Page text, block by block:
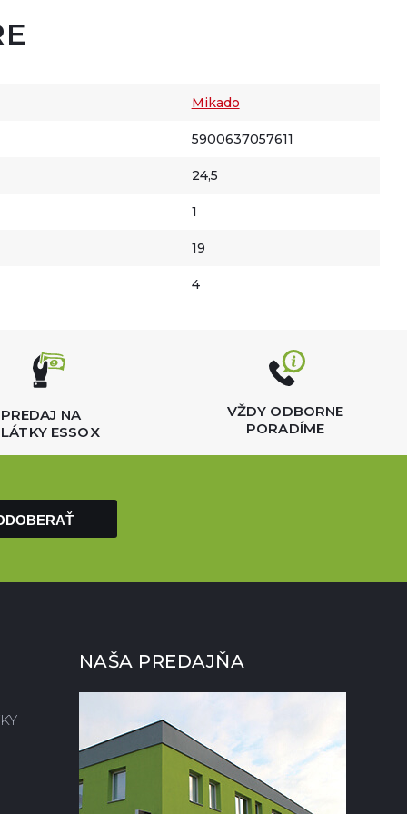
Mikado
5900637057611
24,5
1
19
4
PREDAJ NA
ESSOX
VŽDY ODBORNE
PORADÍME
NAŠA PREDAJŇA